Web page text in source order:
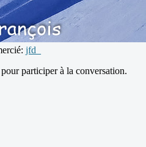
jfd_
pour participer à la conversation.